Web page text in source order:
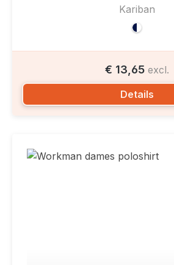
Kariban
€ 13,65 excl.
Details